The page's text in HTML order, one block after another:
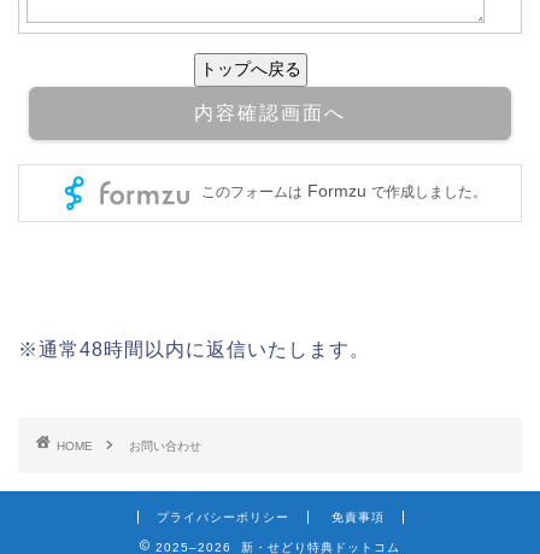
※通常48時間以内に返信いたします。
HOME お問い合わせ
プライバシーポリシー 免責事項
2025–2026 新・せどり特典ドットコム